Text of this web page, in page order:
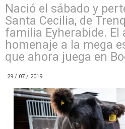
Nació el sábado y
Santa Cecilia, de
familia Eyherabide. El
homenaje a la mega
que ahora juega en
29 / 07 / 2019